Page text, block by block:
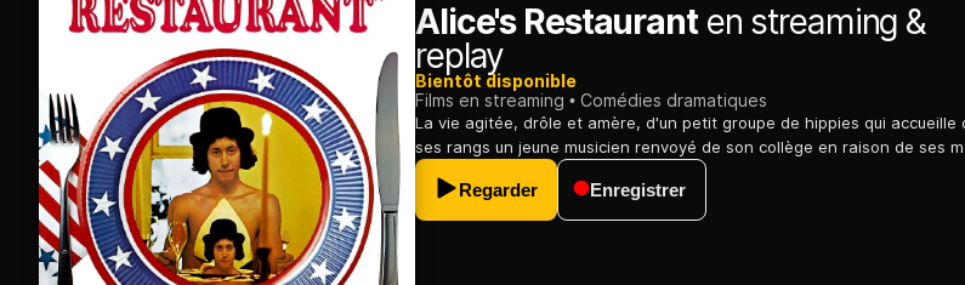
Alice's Restauranten streaming &
replay
Bientôt disponible
Films en streaming
Comédies dramatiques
La vie agitée, drôle et amère, d'un petit groupe de hippies qui accueille
ses rangs un jeune musicien renvoyé de son collège en raison de ses
Regarder Enregistrer